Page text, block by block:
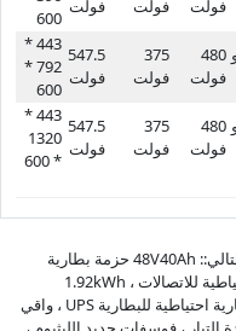
فولت
فولت
فولت
600
480
فولت
375
فولت
547.5
فولت
443 *
792 *
600
480
فولت
375
فولت
547.5
فولت
443 *
1320
* 600
> التالي:: 48V40Ah حزمة بطارية
احتياطية للاتصالات ، 1.92kWh
بطارية احتياطية للبطارية UPS ، واقي